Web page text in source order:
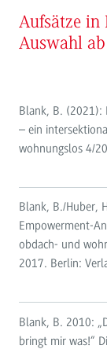
Aufsätze in
Auswahl
Blank, B. (2021):
– ein
wohnungslos 4/
Blank, B./Huber,
Empowerment-
obdach- und
2017. Berlin:
Blank, B. 2010:
bringt mir was!“